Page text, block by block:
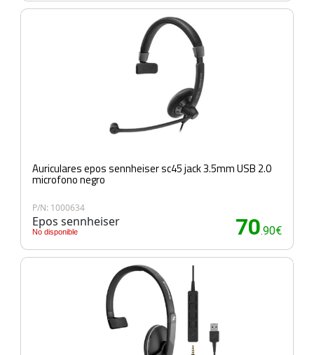
Auriculares epos sennheiser sc45 jack 3.5mm USB 2.0
microfono negro
P/N: 1000634
Epos sennheiser
No disponible 70.90€